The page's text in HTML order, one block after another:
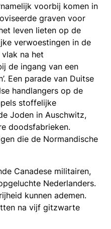
voorbij komen in
graven voor
leven lieten op de
verwoestingen in de
na het
de ingang van een
Een parade van Duitse
handlangers op de
stoffelijke
Joden in Auschwitz,
doodsfabrieken.
die de Normandische
Canadese militairen,
Nederlanders.
kunnen ademen.
na vijf gitzwarte